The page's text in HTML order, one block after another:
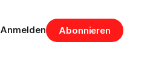
Anmelden Abonnieren